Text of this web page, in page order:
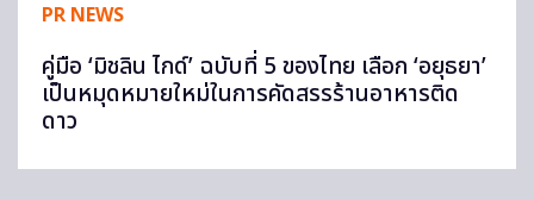
PR NEWS
คู่มือ ‘มิชลิน ไกด์’ ฉบับที่ 5 ของไทย เลือก ‘อยุธยา’
เป็นหมุดหมายใหม่ในการคัดสรรร้านอาหารติด
ดาว